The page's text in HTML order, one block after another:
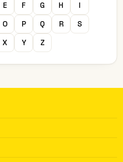
E F G H
I
O P Q R
S
X Y Z